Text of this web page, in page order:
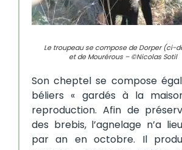
Le troupeau se compose de Dorper (ci-
et de Mourérous – ©Nicolas Sotil
Son cheptel se compose
béliers « gardés à la
reproduction. Afin de
des brebis, l’agnelage n’a
par an en octobre. Il